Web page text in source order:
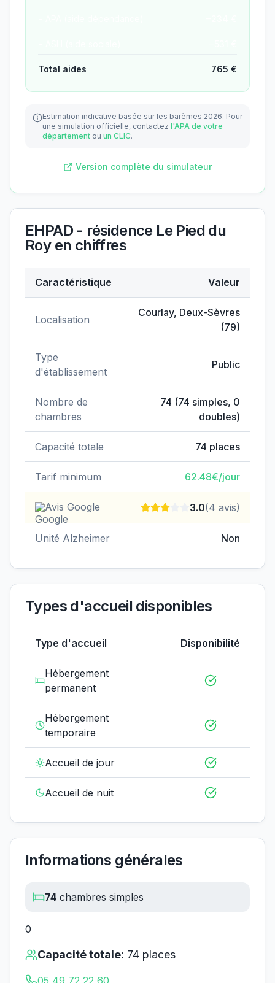
Total aides 765 €
Estimation indicative basée sur les barèmes 2026. Pour
une simulation officielle, contactez l'APA de votre
département ou un CLIC.
Version complète du simulateur
EHPAD - résidence Le Pied du
Royen chiffres
Caractéristique Valeur
Localisation
Courlay, Deux-Sèvres
(79)
Type
d'établissement
Public
Nombre de
chambres
74 (74 simples, 0
doubles)
Capacité totale 74 places
Tarif minimum 62.48€/jour
Avis Google 3.0(4 avis)
Unité Alzheimer Non
Types d'accueil disponibles
Type d'accueil Disponibilité
Hébergement
permanent
Hébergement
temporaire
Accueil de jour
Accueil de nuit
Informations générales
74 chambres simples
0
Capacité totale: 74 places
05 49 72 22 60